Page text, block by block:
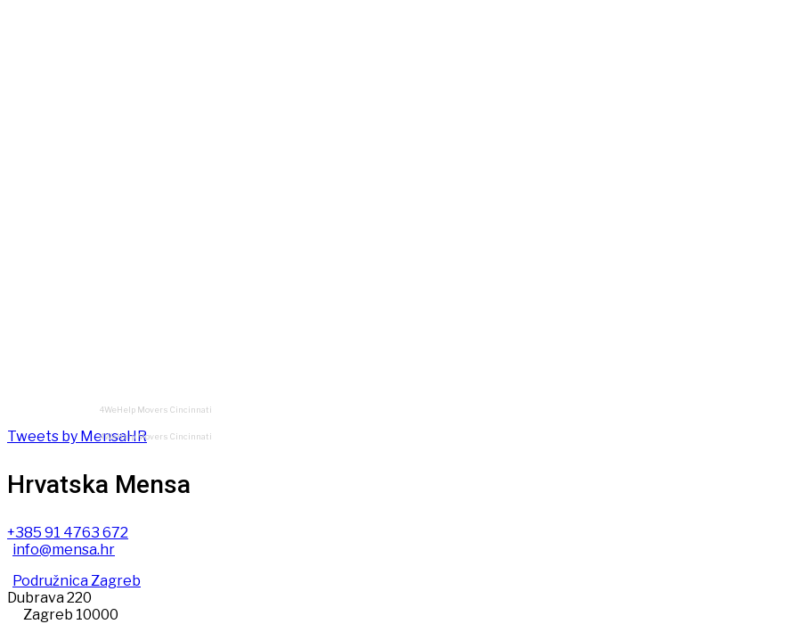
4WeHelp Movers Cincinnati
Tweets by MensaHR4WeHelp Movers Cincinnati
Hrvatska Mensa
+385 91 4763 672
info@mensa.hr
Podružnica Zagreb
Dubrava 220
Zagreb 10000